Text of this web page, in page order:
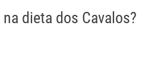
dieta dos Cavalos?